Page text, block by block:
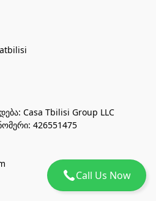
Call Us Now
Casa Tbilisi Group LLC
426551475